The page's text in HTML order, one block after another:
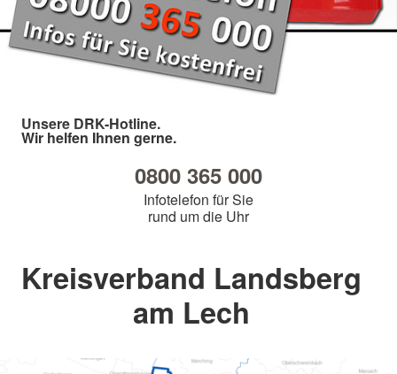
Unsere DRK-Hotline.
Wir helfen Ihnen gerne.
0800 365 000
Infotelefon für Sie
rund um die Uhr
Kreisverband Landsberg
am Lech